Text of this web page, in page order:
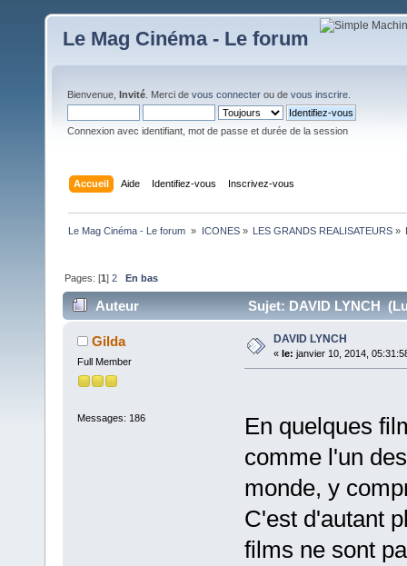
Le Mag Cinéma - Le forum
Bienvenue, Invité . Merci de vous connecter ou de vous inscrire
Connexion avec identifiant, mot de passe et durée de la session
Accueil Aide Identifiez-vous Inscrivez-vous
Le Mag Cinéma - Le forum » ICONES» LES GRANDS REALISATEURS»
Pages: [1]2 En bas
Auteur Sujet: DAVID LYNCH
Gilda
Full Member
Messages: 186
DAVID LYNCH
« le: janvier 10, 2014,
En quelques
comme l'un
monde, y
C'est d'autant
films ne sont